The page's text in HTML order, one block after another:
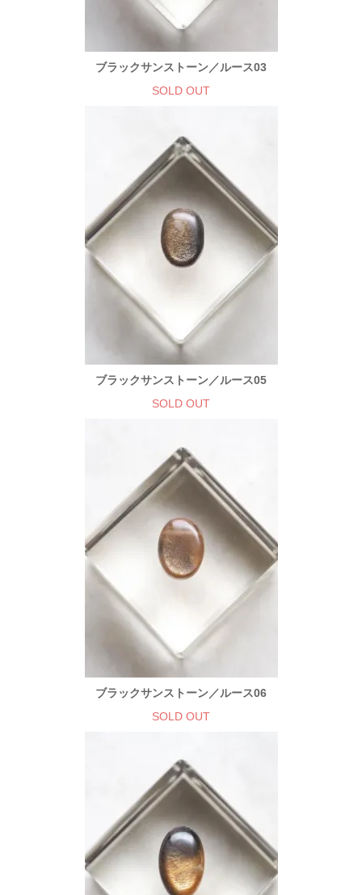
ブラックサンストーン／ルース03
SOLD OUT
ブラックサンストーン／ルース05
SOLD OUT
ブラックサンストーン／ルース06
SOLD OUT